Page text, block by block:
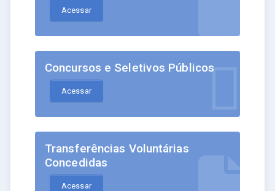
Acessar
Concursos e Seletivos Públicos
Acessar
Transferências Voluntárias
Concedidas
Acessar